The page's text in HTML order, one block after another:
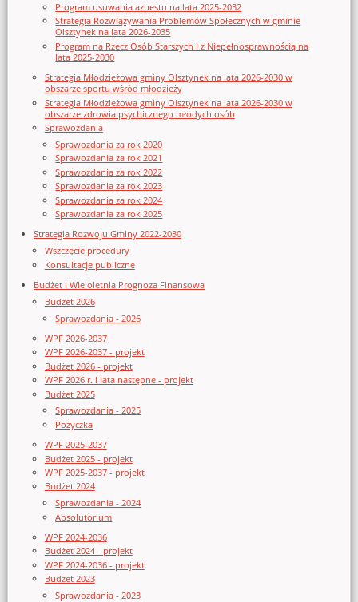
Program usuwania azbestu na lata 2025-2032
Strategia Rozwiązywania Problemów Społecznych w gminie
Olsztynek na lata 2026-2035
Program na Rzecz Osób Starszych i z Niepełnosprawnością na
lata 2025-2030
Strategia Młodzieżowa gminy Olsztynek na lata 2026-2030 w
obszarze sportu wśród młodzieży
Strategia Młodzieżowa gminy Olsztynek na lata 2026-2030 w
obszarze zdrowia psychicznego młodych osób
Sprawozdania
Sprawozdania za rok 2020
Sprawozdania za rok 2021
Sprawozdania za rok 2022
Sprawozdania za rok 2023
Sprawozdania za rok 2024
Sprawozdania za rok 2025
Strategia Rozwoju Gminy 2022-2030
Wszczęcie procedury
Konsultacje publiczne
Budżet i Wieloletnia Prognoza Finansowa
Budżet 2026
Sprawozdania - 2026
WPF 2026-2037
WPF 2026-2037 - projekt
Budżet 2026 - projekt
WPF 2026 r. i lata następne - projekt
Budżet 2025
Sprawozdania - 2025
Pożyczka
WPF 2025-2037
Budżet 2025 - projekt
WPF 2025-2037 - projekt
Budżet 2024
Sprawozdania - 2024
Absolutorium
WPF 2024-2036
Budżet 2024 - projekt
WPF 2024-2036 - projekt
Budżet 2023
Sprawozdania - 2023